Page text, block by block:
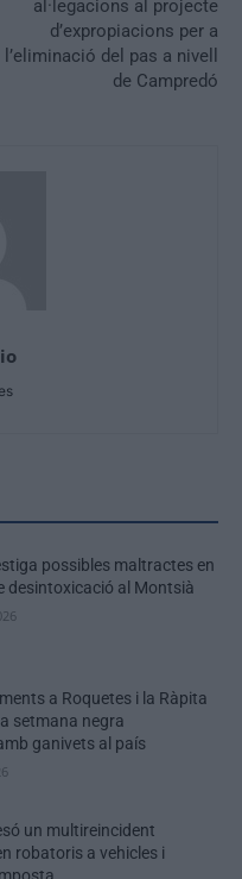
al·legacions al projecte
d’expropiacions per a
l’eliminació del pas a nivell
de Campredó
possibles maltractes en
desintoxicació al Montsià
a Roquetes i la Ràpita
setmana negra
ganivets al país
un multireincident
robatoris a vehicles i